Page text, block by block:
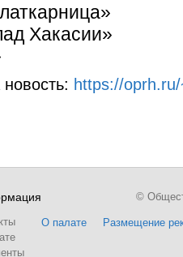
Хакасии»
https://
О палате Размещение
©